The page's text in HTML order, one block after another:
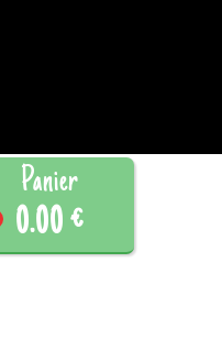
Panier
0.00 €